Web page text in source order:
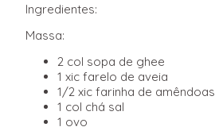
Ingredientes:
Massa:
2 col sopa de ghee
1 xic farelo de aveia
1/2 xic farinha de amêndoas
1 col chá sal
1 ovo